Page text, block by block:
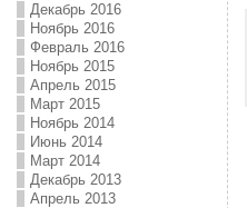
Декабрь 2016
Ноябрь 2016
Февраль 2016
Ноябрь 2015
Апрель 2015
Март 2015
Ноябрь 2014
Июнь 2014
Март 2014
Декабрь 2013
Апрель 2013